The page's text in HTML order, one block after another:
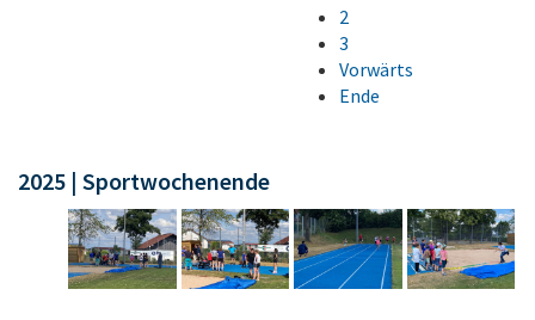
2
3
Vorwärts
Ende
2025 | Sportwochenende